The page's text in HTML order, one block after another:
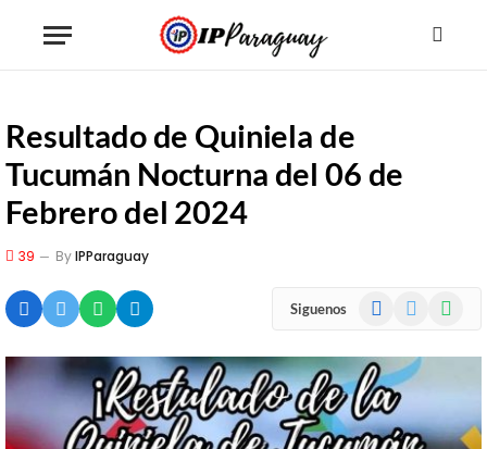
Resultado de Quiniela de
Tucumán Nocturna del 06 de
Febrero del 2024
39 ByIPParaguay
Siguenos Facebook